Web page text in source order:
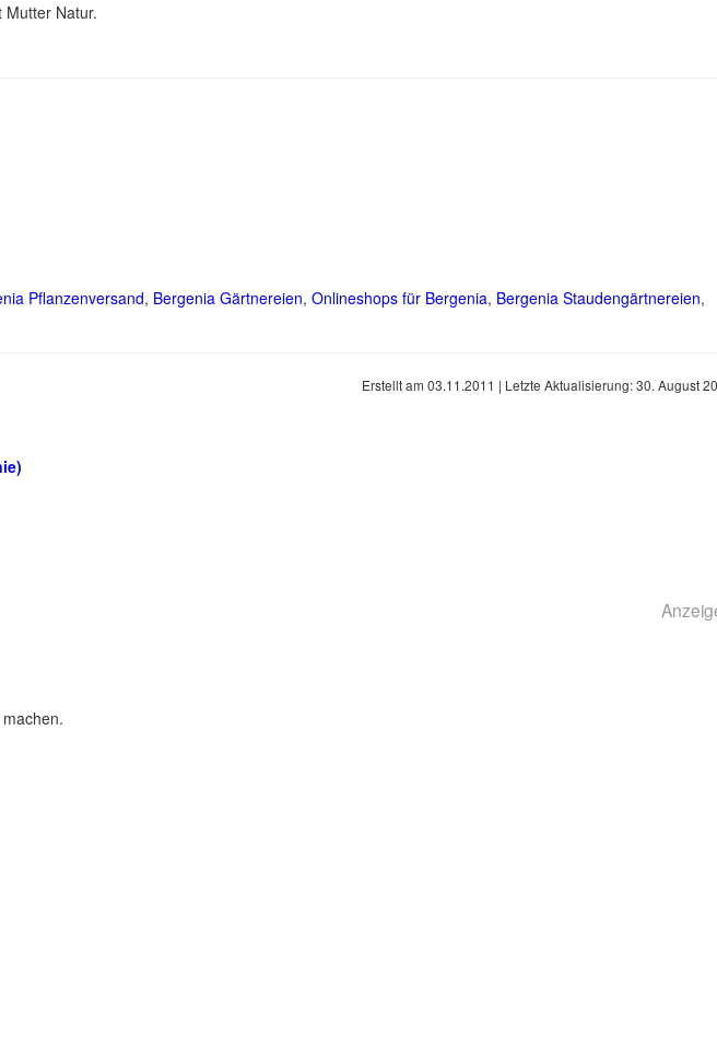
Natur.
Pflanzenversand, Bergenia Gärtnereien, Onlineshops für Bergenia, Bergenia Staudengärtnereien,
Erstellt am 03.11.2011 | Letzte Aktualisierung:30. August